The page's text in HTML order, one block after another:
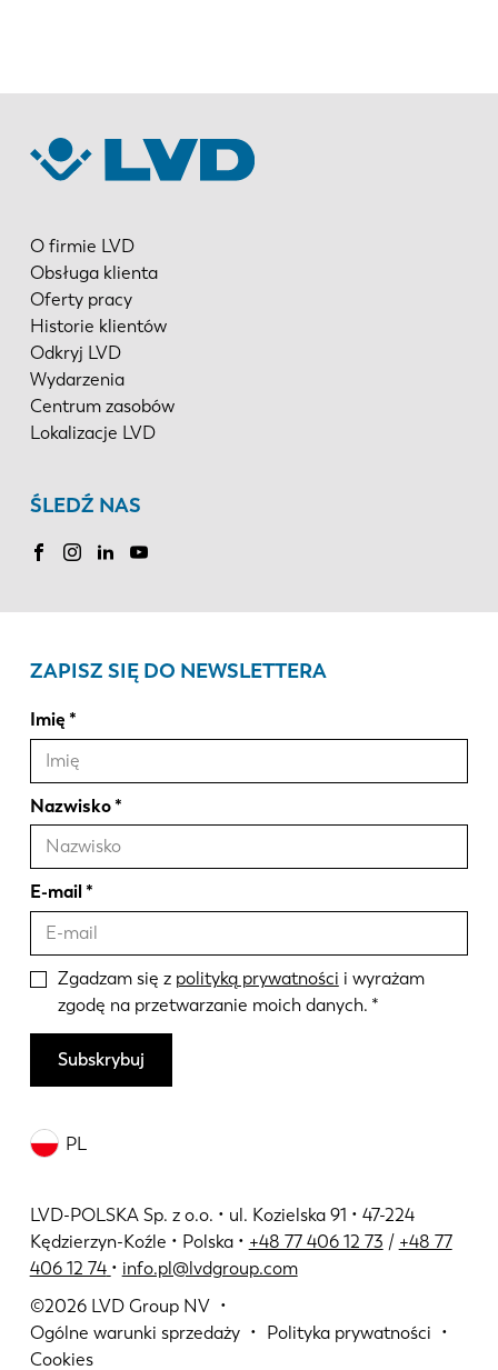
O firmie LVD
Obsługa klienta
Oferty pracy
Historie klientów
Odkryj LVD
Wydarzenia
Centrum zasobów
Lokalizacje LVD
ŚLEDŹ NAS
PL
LVD-POLSKA Sp. z o.o. • ul. Kozielska 91 • 47-224
Kędzierzyn-Koźle • Polska • +48 77 406 12 73 / +48 77
406 12 74 • info.pl@lvdgroup.com
©2026 LVD Group NV
Ogólne warunki sprzedaży
Polityka prywatności
Cookies
ZAPISZ SIĘ DO NEWSLETTERA
Imię
Nazwisko
E-mail
Zgadzam się z polityką prywatności i wyrażam
zgodę na przetwarzanie moich danych.
Subskrybuj